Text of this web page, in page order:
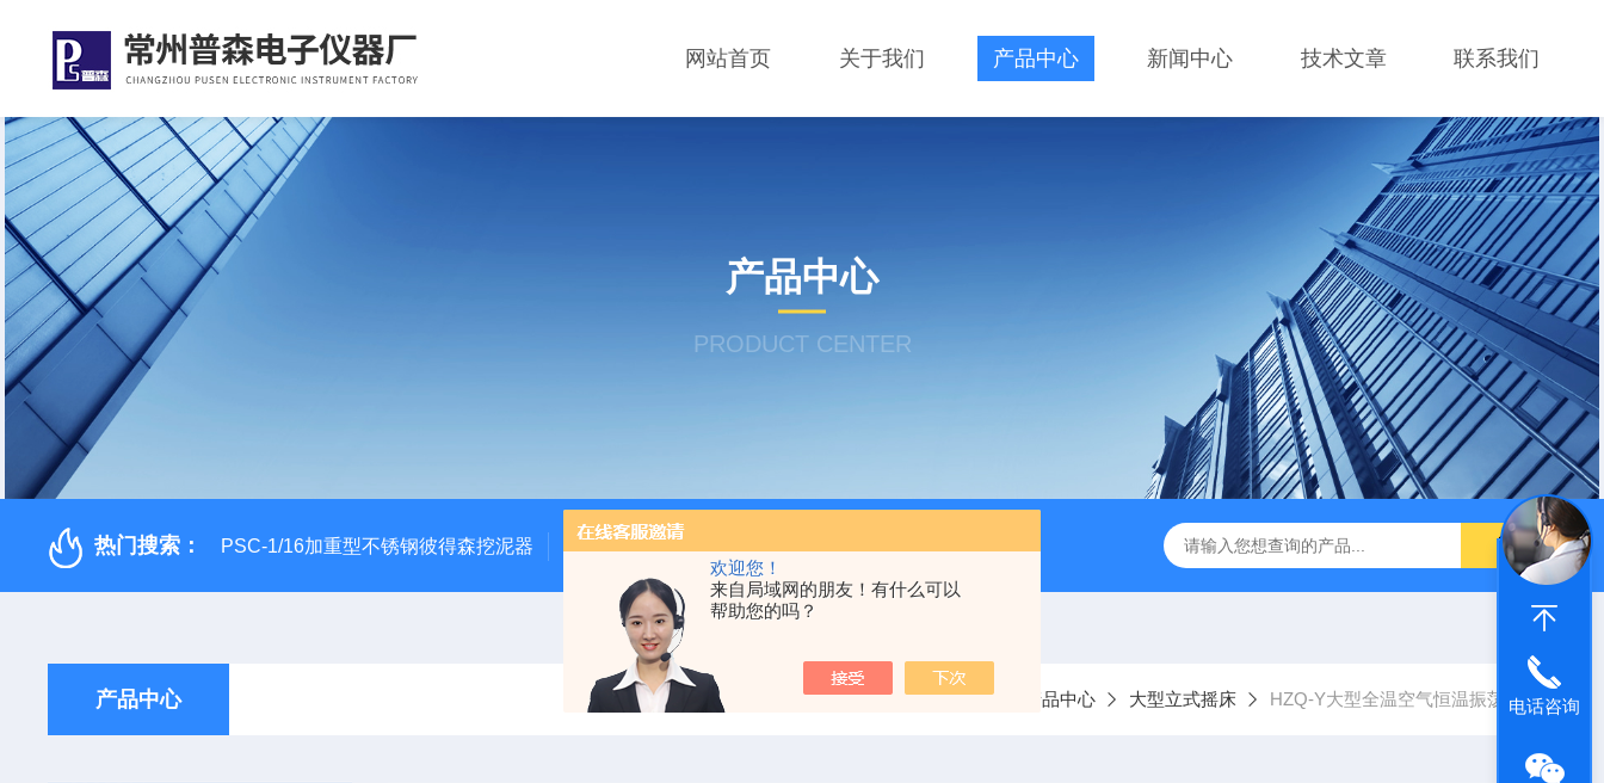
欢迎您！
来自局域网的朋友！有什么可以
帮助您的吗？
网站首页 关于我们 产品中心 新闻中心 技术文章 联系我们
产品中心
PRODUCT CENTER
热门搜索： PSC-1/16加重型不锈钢彼得森挖泥器 Beeker型沉积物原状采样器（柱状底泥采样器） PS-TQS浅水型浮游生物网 PST-DD电动土壤采样器 PSC-26便
产品中心 当前位置：首页 产品中心 大型立式摇床 HZQ-Y大型全温空气恒温振荡器电话咨询